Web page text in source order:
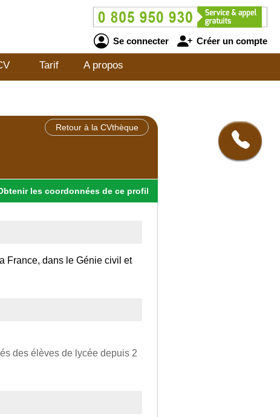
Se connecter Créer un compte
Tarif A propos
Retour à la CVthèque
les coordonnées de ce profil
France, dans le Génie civil et
des élèves de lycée depuis 2